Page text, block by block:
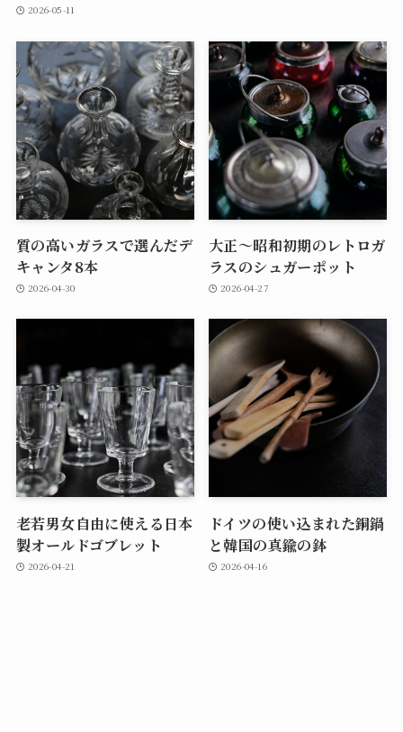
2026-05-11
質の高いガラスで選んだデ
キャンタ8本
2026-04-30
大正～昭和初期のレトロガ
ラスのシュガーポット
2026-04-27
老若男女自由に使える日本
製オールドゴブレット
2026-04-21
ドイツの使い込まれた銅鍋
と韓国の真鍮の鉢
2026-04-16